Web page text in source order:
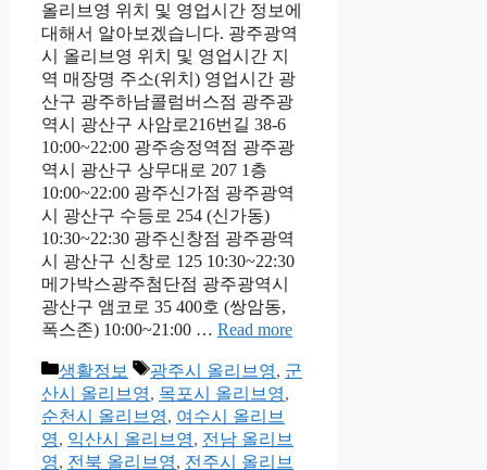
올리브영 위치 및 영업시간 정보에
대해서 알아보겠습니다. 광주광역
시 올리브영 위치 및 영업시간 지
역 매장명 주소(위치) 영업시간 광
산구 광주하남콜럼버스점 광주광
역시 광산구 사암로216번길 38-6
10:00~22:00 광주송정역점 광주광
역시 광산구 상무대로 207 1층
10:00~22:00 광주신가점 광주광역
시 광산구 수등로 254 (신가동)
10:30~22:30 광주신창점 광주광역
시 광산구 신창로 125 10:30~22:30
메가박스광주첨단점 광주광역시
광산구 앰코로 35 400호 (쌍암동,
폭스존) 10:00~21:00 … Read more
Categories
생활정보 Tags
광주시 올리브영, 군
산시 올리브영, 목포시 올리브영,
순천시 올리브영, 여수시 올리브
영, 익산시 올리브영, 전남 올리브
영, 전북 올리브영, 전주시 올리브